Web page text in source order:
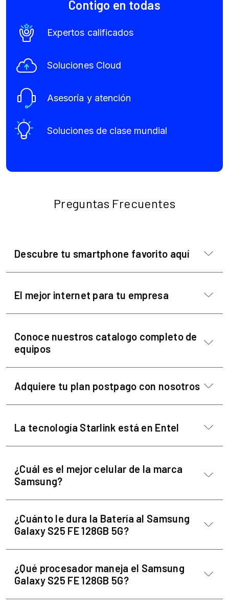
Contigo en todas
Expertos calificados
Soluciones Cloud
Asesoría y atención
Soluciones de clase mundial
Preguntas Frecuentes
Descubre tu smartphone favorito aquí
El mejor internet para tu empresa
Conoce nuestros catalogo completo de
equipos
Adquiere tu plan postpago con nosotros
La tecnología Starlink está en Entel
¿Cuál es el mejor celular de la marca
Samsung?
¿Cuánto le dura la Batería al Samsung
Galaxy S25 FE 128GB 5G?
¿Qué procesador maneja el Samsung
Galaxy S25 FE 128GB 5G?